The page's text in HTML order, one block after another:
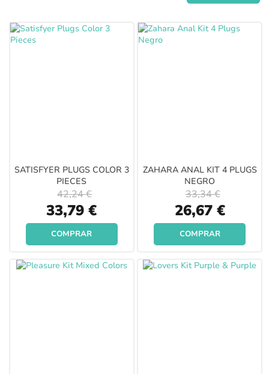
SATISFYER PLUGS COLOR 3
PIECES
Special
Price
33,79 €
42,24 €
COMPRAR
ZAHARA ANAL KIT 4 PLUGS
NEGRO
Special
Price
26,67 €
33,34 €
COMPRAR